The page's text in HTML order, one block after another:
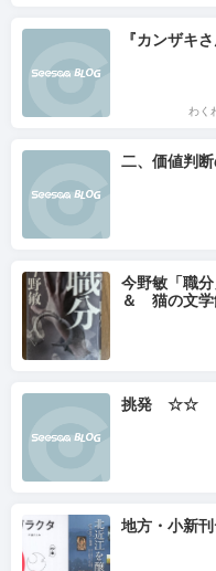
『カンザキ
わく
二、価値判
今野敏「職
＆ 猫の文学
挑発 ☆☆
地方・小新